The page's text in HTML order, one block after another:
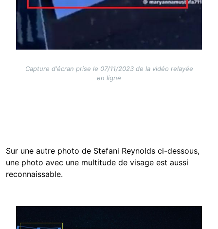
Capture d'écran prise le 07/11/2023 de la vidéo relayée
en ligne
Sur une autre photo de Stefani Reynolds ci-dessous,
une photo avec une multitude de visage est aussi
reconnaissable.